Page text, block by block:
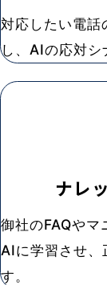
対応したい電話
し、AIの応対シ
ナレ
御社のFAQやマ
AIに学習させ、
す。